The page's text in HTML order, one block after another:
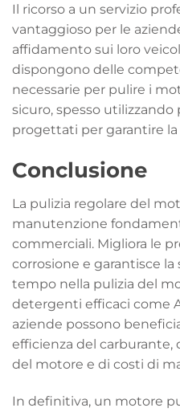
Il ricorso a un servizio
vantaggioso per le
affidamento sui loro
dispongono delle
necessarie per pulire i
sicuro, spesso
progettati per garantire la
Conclusione
La pulizia regolare del
manutenzione
commerciali. Migliora le
corrosione e garantisce
tempo nella pulizia del
detergenti efficaci come
aziende possono
efficienza del carburante,
del motore e di costi di
In definitiva, un motore